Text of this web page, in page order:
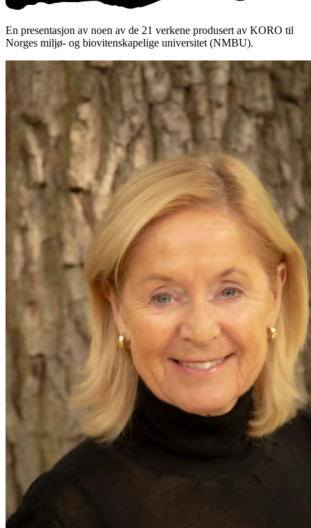
En presentasjon av noen av de 21 verkene produsert av KORO til
Norges miljø- og biovitenskapelige universitet (NMBU).